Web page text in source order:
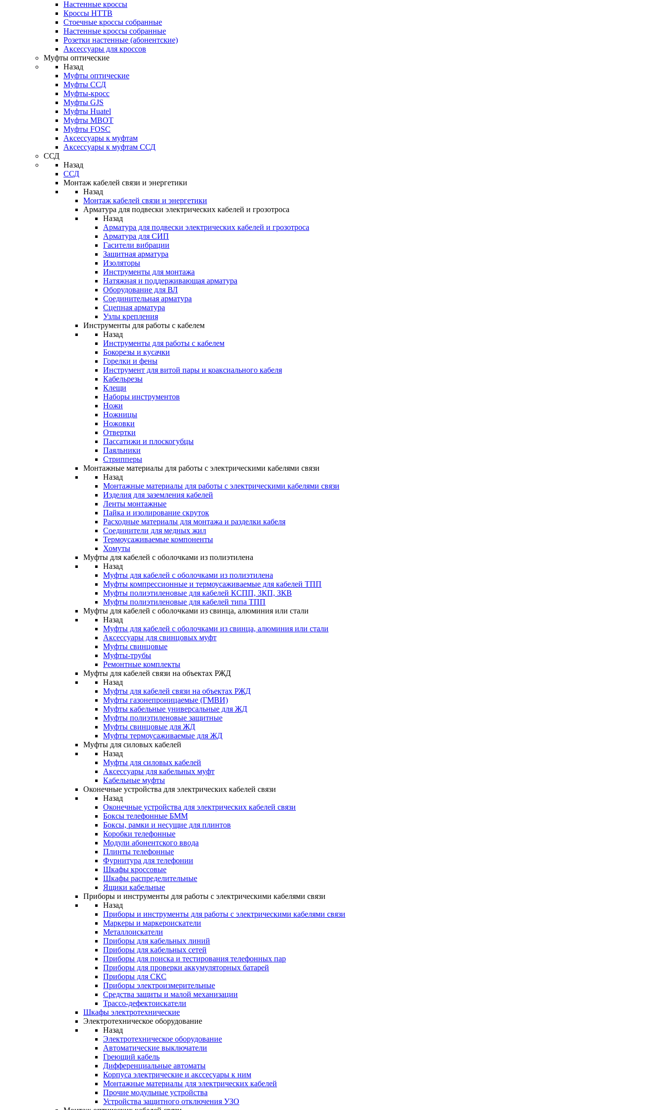
Настенные кроссы
Кроссы HTTB
Стоечные кроссы собранные
Настенные кроссы собранные
Розетки настенные (абонентские)
Аксессуары для кроссов
Муфты оптические
Назад
Муфты оптические
Муфты ССД
Муфты-кросс
Муфты GJS
Муфты Huatel
Муфты МВОТ
Муфты FOSC
Аксессуары к муфтам
Аксессуары к муфтам ССД
ССД
Назад
ССД
Монтаж кабелей связи и энергетики
Назад
Монтаж кабелей связи и энергетики
Арматура для подвески электрических кабелей и грозотроса
Назад
Арматура для подвески электрических кабелей и грозотроса
Арматура для СИП
Гасители вибрации
Защитная арматура
Изоляторы
Инструменты для монтажа
Натяжная и поддерживающая арматура
Оборудование для ВЛ
Соединительная арматура
Сцепная арматура
Узлы крепления
Инструменты для работы с кабелем
Назад
Инструменты для работы с кабелем
Бокорезы и кусачки
Горелки и фены
Инструмент для витой пары и коаксиального кабеля
Кабельрезы
Клещи
Наборы инструментов
Ножи
Ножницы
Ножовки
Отвертки
Пассатижи и плоскогубцы
Паяльники
Стрипперы
Монтажные материалы для работы с электрическими кабелями связи
Назад
Монтажные материалы для работы с электрическими кабелями связи
Изделия для заземления кабелей
Ленты монтажные
Пайка и изолирование скруток
Расходные материалы для монтажа и разделки кабеля
Соединители для медных жил
Термоусаживаемые компоненты
Хомуты
Муфты для кабелей с оболочками из полиэтилена
Назад
Муфты для кабелей с оболочками из полиэтилена
Муфты компрессионные и термоусаживаемые для кабелей ТПП
Муфты полиэтиленовые для кабелей КСПП, ЗКП, ЗКВ
Муфты полиэтиленовые для кабелей типа ТПП
Муфты для кабелей с оболочками из свинца, алюминия или стали
Назад
Муфты для кабелей с оболочками из свинца, алюминия или стали
Аксессуары для свинцовых муфт
Муфты свинцовые
Муфты-трубы
Ремонтные комплекты
Муфты для кабелей связи на объектах РЖД
Назад
Муфты для кабелей связи на объектах РЖД
Муфты газонепроницаемые (ГМВИ)
Муфты кабельные универсальные для ЖД
Муфты полиэтиленовые защитные
Муфты свинцовые для ЖД
Муфты термоусаживаемые для ЖД
Муфты для силовых кабелей
Назад
Муфты для силовых кабелей
Аксессуары для кабельных муфт
Кабельные муфты
Оконечные устройства для электрических кабелей связи
Назад
Оконечные устройства для электрических кабелей связи
Боксы телефонные БММ
Боксы, рамки и несущие для плинтов
Коробки телефонные
Модули абонентского ввода
Плинты телефонные
Фурнитура для телефонии
Шкафы кроссовые
Шкафы распределительные
Ящики кабельные
Приборы и инструменты для работы с электрическими кабелями связи
Назад
Приборы и инструменты для работы с электрическими кабелями связи
Маркеры и маркероискатели
Металлоискатели
Приборы для кабельных линий
Приборы для кабельных сетей
Приборы для поиска и тестирования телефонных пар
Приборы для проверки аккумуляторных батарей
Приборы для СКС
Приборы электроизмерительные
Средства защиты и малой механизации
Трассо-дефектоискатели
Шкафы электротехнические
Электротехническое оборудование
Назад
Электротехническое оборудование
Автоматические выключатели
Греющий кабель
Дифференциальные автоматы
Корпуса электрические и акссесуары к ним
Монтажные материалы для электрических кабелей
Прочие модульные устройства
Устройства защитного отключения УЗО